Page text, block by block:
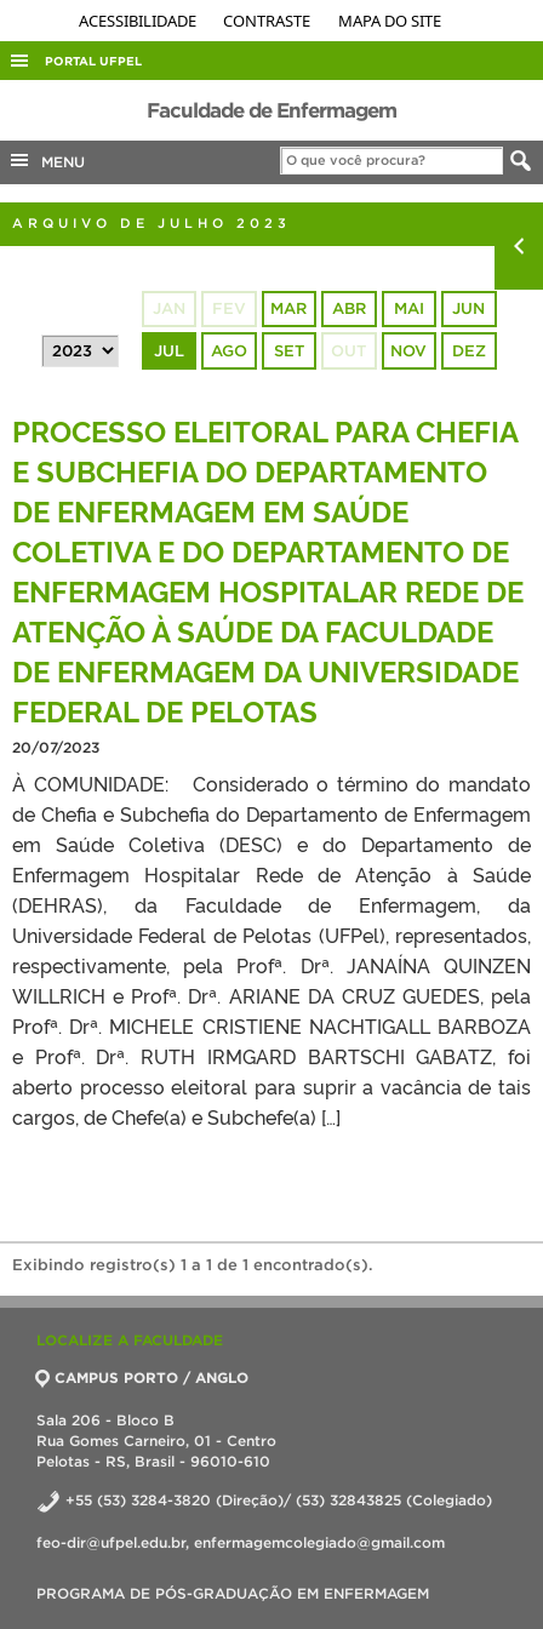
ACESSIBILIDADE CONTRASTE MAPA DO SITE
PORTAL UFPEL
ACESSO À INFORMAÇÃO
AUDITORIA
COBALTO
CONCURSOS
OUVIDORIA
TELEFONES
Faculdade de Enfermagem
MENU
ARQUIVO DE JULHO 2023
JAN FEV MAR ABR MAI JUN
JUL AGO SET OUT NOV DEZ
PROCESSO ELEITORAL PARA CHEFIA
E SUBCHEFIA DO DEPARTAMENTO
DE ENFERMAGEM EM SAÚDE
COLETIVA E DO DEPARTAMENTO DE
ENFERMAGEM HOSPITALAR REDE DE
ATENÇÃO À SAÚDE DA FACULDADE
DE ENFERMAGEM DA UNIVERSIDADE
FEDERAL DE PELOTAS
20/07/2023
À COMUNIDADE: Considerado o término do mandato
de Chefia e Subchefia do Departamento de Enfermagem
em Saúde Coletiva (DESC) e do Departamento de
Enfermagem Hospitalar Rede de Atenção à Saúde
(DEHRAS), da Faculdade de Enfermagem, da
Universidade Federal de Pelotas (UFPel), representados,
respectivamente, pela Profª. Drª. JANAÍNA QUINZEN
WILLRICH e Profª. Drª. ARIANE DA CRUZ GUEDES, pela
Profª. Drª. MICHELE CRISTIENE NACHTIGALL BARBOZA
e Profª. Drª. RUTH IRMGARD BARTSCHI GABATZ, foi
aberto processo eleitoral para suprir a vacância de tais
cargos, de Chefe(a) e Subchefe(a) […]
Exibindo registro(s) 1 a 1 de 1 encontrado(s).
LOCALIZE A FACULDADE
CAMPUS PORTO / ANGLO
Sala 206 - Bloco B
Rua Gomes Carneiro, 01 - Centro
Pelotas - RS, Brasil - 96010-610
+55 (53) 3284-3820 (Direção)/ (53) 32843825 (Colegiado)
feo-dir@ufpel.edu.br, enfermagemcolegiado@gmail.com
PROGRAMA DE PÓS-GRADUAÇÃO EM ENFERMAGEM